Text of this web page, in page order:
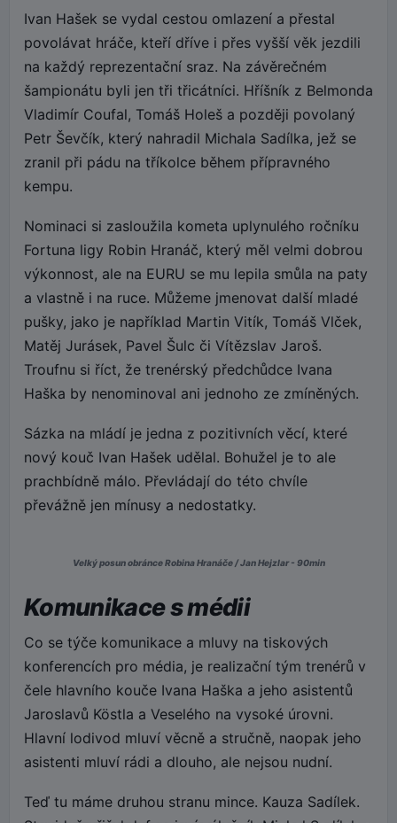
Ivan Hašek se vydal cestou omlazení a přestal
povolávat hráče, kteří dříve i přes vyšší věk jezdili
na každý reprezentační sraz. Na závěrečném
šampionátu byli jen tři třicátníci. Hříšník z Belmonda
Vladimír Coufal, Tomáš Holeš a později povolaný
Petr Ševčík, který nahradil Michala Sadílka, jež se
zranil při pádu na tříkolce během přípravného
kempu.
Nominaci si zasloužila kometa uplynulého ročníku
Fortuna ligy Robin Hranáč, který měl velmi dobrou
výkonnost, ale na EURU se mu lepila smůla na paty
a vlastně i na ruce. Můžeme jmenovat další mladé
pušky, jako je například Martin Vitík, Tomáš Vlček,
Matěj Jurásek, Pavel Šulc či Vítězslav Jaroš.
Troufnu si říct, že trenérský předchůdce Ivana
Haška by nenominoval ani jednoho ze zmíněných.
Sázka na mládí je jedna z pozitivních věcí, které
nový kouč Ivan Hašek udělal. Bohužel je to ale
prachbídně málo. Převládají do této chvíle
převážně jen mínusy a nedostatky.
Velký posun obránce Robina Hranáče / Jan Hejzlar - 90min
Komunikace s médii
Co se týče komunikace a mluvy na tiskových
konferencích pro média, je realizační tým trenérů v
čele hlavního kouče Ivana Haška a jeho asistentů
Jaroslavů Köstla a Veselého na vysoké úrovni.
Hlavní lodivod mluví věcně a stručně, naopak jeho
asistenti mluví rádi a dlouho, ale nejsou nudní.
Teď tu máme druhou stranu mince. Kauza Sadílek.